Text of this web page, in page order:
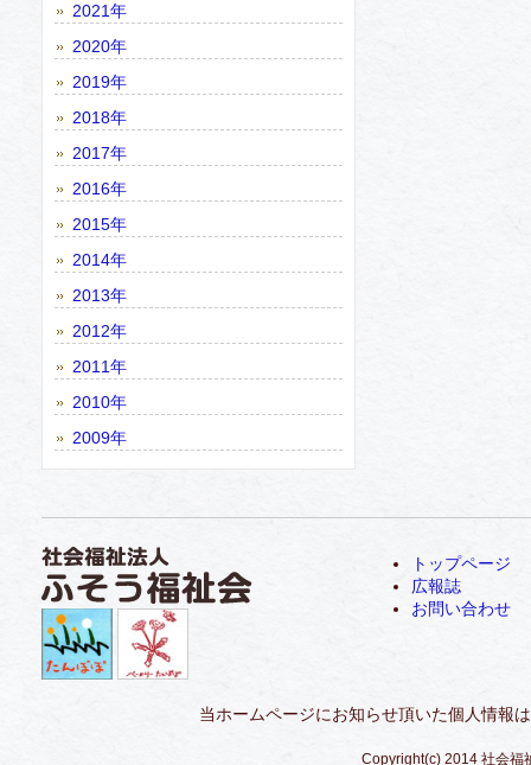
2021年
2020年
2019年
2018年
2017年
2016年
2015年
2014年
2013年
2012年
2011年
2010年
2009年
トップページ
広報誌
お問い合わせ
当ホームページにお知らせ頂いた個人情報
Copyright(c) 2014 社会